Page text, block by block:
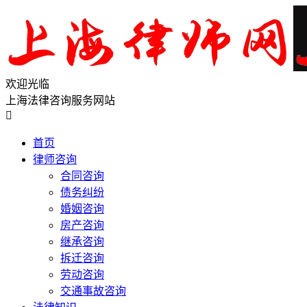
欢迎光临
上海法律咨询服务网站

首页
律师咨询
合同咨询
债务纠纷
婚姻咨询
房产咨询
继承咨询
拆迁咨询
劳动咨询
交通事故咨询